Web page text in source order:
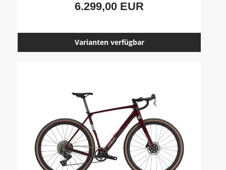
6.299,00 EUR
Varianten verfügbar